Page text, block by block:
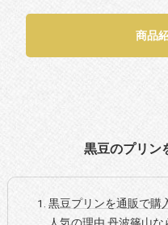
商品
黒豆のプリン
黒豆プリンを通販で購